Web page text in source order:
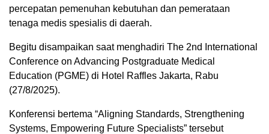
percepatan pemenuhan kebutuhan dan pemerataan
tenaga medis spesialis di daerah.
Begitu disampaikan saat menghadiri The 2nd International
Conference on Advancing Postgraduate Medical
Education (PGME) di Hotel Raffles Jakarta, Rabu
(27/8/2025).
Konferensi bertema “Aligning Standards, Strengthening
Systems, Empowering Future Specialists” tersebut